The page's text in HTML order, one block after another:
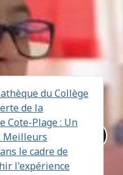
chez les
du Collège
de la
Cote-Plage : Un
Meilleurs
le cadre de
l'expérience